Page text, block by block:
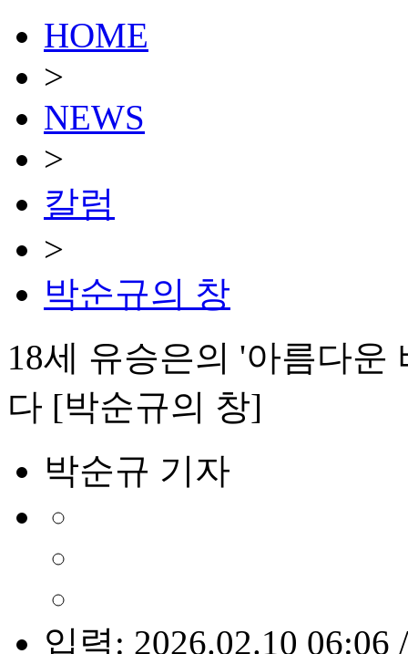
HOME
>
NEWS
>
칼럼
>
박순규의 창
18세 유승은의 '아름다운
다 [박순규의 창]
박순규 기자
입력: 2026.02.10 06:06